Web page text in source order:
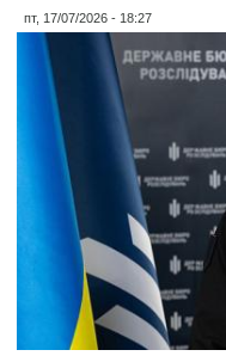
пт, 17/07/2026 - 18:27